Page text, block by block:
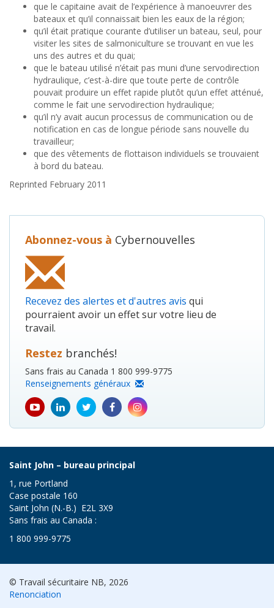
que le capitaine avait de l’expérience à manoeuvrer des
bateaux et qu’il connaissait bien les eaux de la région;
qu’il était pratique courante d’utiliser un bateau, seul, pour
visiter les sites de salmoniculture se trouvant en vue les
uns des autres et du quai;
que le bateau utilisé n’était pas muni d’une servodirection
hydraulique, c’est-à-dire que toute perte de contrôle
pouvait produire un effet rapide plutôt qu’un effet atténué,
comme le fait une servodirection hydraulique;
qu’il n’y avait aucun processus de communication ou de
notification en cas de longue période sans nouvelle du
travailleur;
que des vêtements de flottaison individuels se trouvaient
à bord du bateau.
Reprinted February 2011
Abonnez-vous à Cybernouvelles
Recevez des alertes et d'autres avis qui
pourraient avoir un effet sur votre lieu de
travail.
Restez branchés!
Sans frais au Canada 1 800 999-9775
Renseignements généraux
youtube
icon
Linkedin
icon
Twitter
icon
Facebook
icon
Instagram
icon
Saint John – bureau principal
1, rue Portland
Case postale 160
Saint John (N.-B.) E2L 3X9
Sans frais au Canada :
1 800 999-9775
© Travail sécuritaire NB, 2026
Renonciation